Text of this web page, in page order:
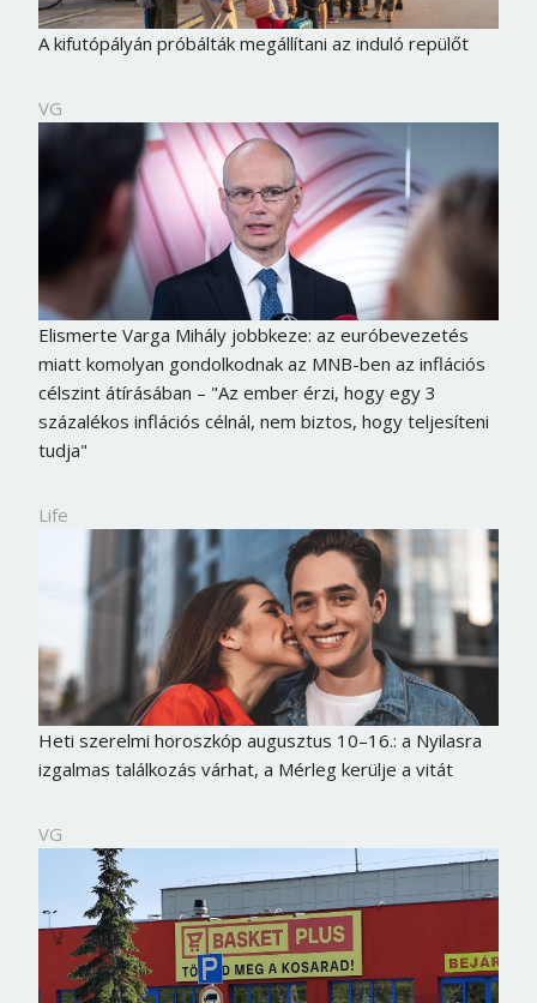
A kifutópályán próbálták megállítani az induló repülőt
VG
Elismerte Varga Mihály jobbkeze: az euróbevezetés
miatt komolyan gondolkodnak az MNB-ben az inflációs
célszint átírásában – "Az ember érzi, hogy egy 3
százalékos inflációs célnál, nem biztos, hogy teljesíteni
tudja"
Life
Heti szerelmi horoszkóp augusztus 10–16.: a Nyilasra
izgalmas találkozás várhat, a Mérleg kerülje a vitát
VG